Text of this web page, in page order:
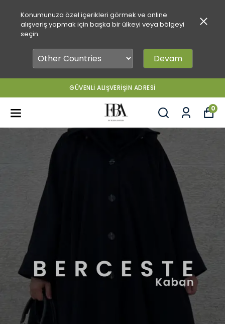
Konumunuza özel içerikleri görmek ve online
alışveriş yapmak için başka bir ülkeyi veya bölgeyi
seçin.
Devam
GÜVENLİ ALIŞVERİŞİN ADRESİ
0